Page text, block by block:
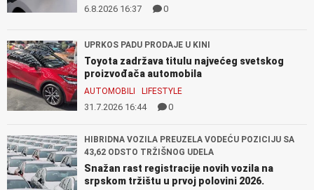
6.8.2026 16:37 0
UPRKOS PADU PRODAJE U KINI
Toyota zadržava titulu najvećeg svetskog
proizvođača automobila
AUTOMOBILI LIFESTYLE
31.7.2026 16:44 0
HIBRIDNA VOZILA PREUZELA VODEĆU POZICIJU SA
43,62 ODSTO TRŽIŠNOG UDELA
Snažan rast registracije novih vozila na
srpskom tržištu u prvoj polovini 2026.